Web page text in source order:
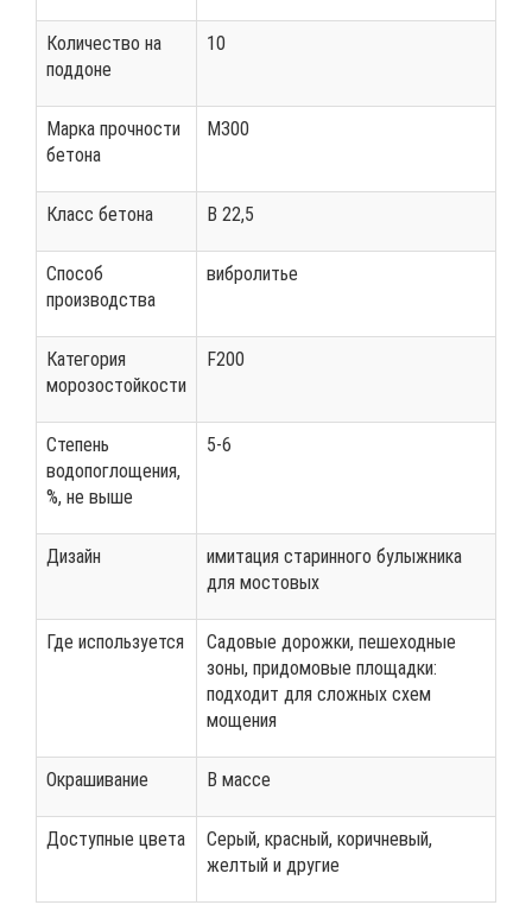
Количество на
поддоне
10
Марка прочности
бетона
М300
Класс бетона В 22,5
Способ
производства
вибролитье
Категория
морозостойкости
F200
Степень
водопоглощения,
%, не выше
5-6
Дизайн
имитация старинного булыжника
для мостовых
Где используется
Садовые дорожки, пешеходные
зоны, придомовые площадки:
подходит для сложных схем
мощения
Окрашивание В массе
Доступные цвета
Серый, красный, коричневый,
желтый и другие